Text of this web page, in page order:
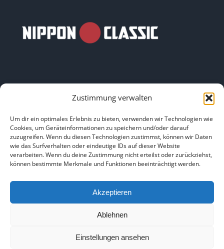
Zustimmung verwalten
Um dir ein optimales Erlebnis zu bieten, verwenden wir Technologien wie
Cookies, um Geräteinformationen zu speichern und/oder darauf
zuzugreifen. Wenn du diesen Technologien zustimmst, können wir Daten
wie das Surfverhalten oder eindeutige IDs auf dieser Website
verarbeiten. Wenn du deine Zustimmung nicht erteilst oder zurückziehst,
können bestimmte Merkmale und Funktionen beeinträchtigt werden.
Akzeptieren
Ablehnen
Einstellungen ansehen
HOME|ÜBER UNS|IMPRESSUM |DATENSCHUTZ
BILDNACHWEISE
Copyright 2025